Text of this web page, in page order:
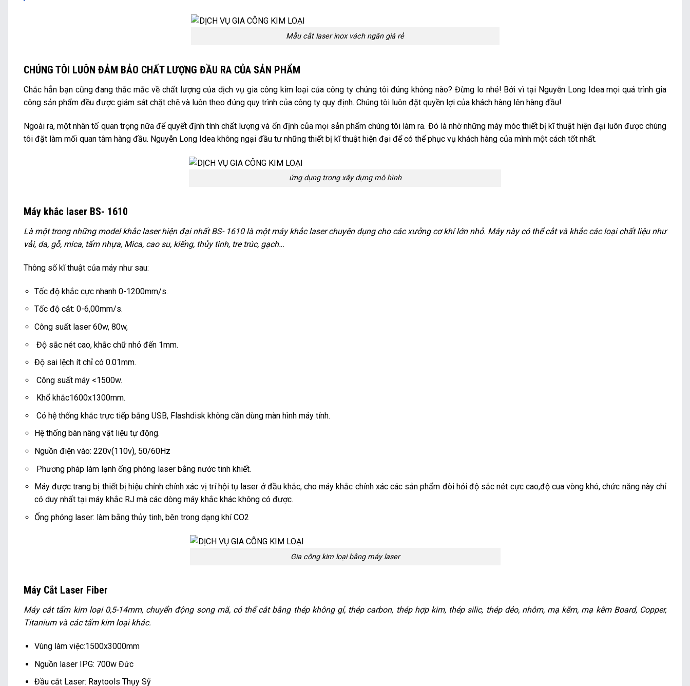
Mẫu cắt laser inox vách ngăn giá rẻ
CHÚNG TÔI LUÔN ĐẢM BẢO CHẤT LƯỢNG ĐẦU RA CỦA SẢN PHẨM
Chắc hẳn bạn cũng đang thắc mắc về chất lượng của dịch vụ gia công kim loại của công ty chúng tôi đúng không nào? Đừng lo nhé! Bởi vì tại Nguyễn Long Idea mọi quá trình gia
công sản phẩm đều được giám sát chặt chẽ và luôn theo đúng quy trình của công ty quy định. Chúng tôi luôn đặt quyền lợi của khách hàng lên hàng đầu!
Ngoài ra, một nhân tố quan trọng nữa để quyết định tính chất lượng và ổn định của mọi sản phẩm chúng tôi làm ra. Đó là nhờ những máy móc thiết bị kĩ thuật hiện đại luôn được chúng
tôi đặt làm mối quan tâm hàng đầu. Nguyễn Long Idea không ngại đầu tư những thiết bị kĩ thuật hiện đại để có thể phục vụ khách hàng của mình một cách tốt nhất.
ứng dụng trong xây dựng mô hình
Máy khắc laser BS- 1610
Là một trong những model khắc laser hiện đại nhất BS- 1610 là một máy khắc laser chuyên dụng cho các xưởng cơ khí lớn nhỏ. Máy này có thể cắt và khắc các loại chất liệu như
vải, da, gỗ, mica, tấm nhựa, Mica, cao su, kiếng, thủy tinh, tre trúc, gạch…
Thông số kĩ thuật của máy như sau:
Tốc độ khắc cực nhanh 0-1200mm/s.
Tốc độ cắt: 0-6,00mm/s.
Công suất laser 60w, 80w,
Độ sắc nét cao, khắc chữ nhỏ đến 1mm.
Độ sai lệch ít chỉ có 0.01mm.
Công suất máy <1500w.
Khổ khắc1600x1300mm.
Có hệ thống khắc trực tiếp bằng USB, Flashdisk không cần dùng màn hình máy tính.
Hệ thống bàn nâng vật liệu tự động.
Nguồn điện vào: 220v(110v), 50/60Hz
Phương pháp làm lạnh ống phóng laser bằng nước tinh khiết.
Máy được trang bị thiết bị hiệu chỉnh chính xác vị trí hội tụ laser ở đầu khắc, cho máy khắc chính xác các sản phẩm đòi hỏi độ sắc nét cực cao,độ cua vòng khó, chức năng này chỉ
có duy nhất tại máy khắc RJ mà các dòng máy khắc khác không có được.
Ống phóng laser: làm bằng thủy tinh, bên trong dạng khí CO2
Gia công kim loại bằng máy laser
Máy Cắt Laser Fiber
Máy cắt tấm kim loại 0,5-14mm, chuyển động song mã, có thể cắt bằng thép không gỉ, thép carbon, thép hợp kim, thép silic, thép dẻo, nhôm, mạ kẽm, mạ kẽm Board, Copper,
Titanium và các tấm kim loại khác.
Vùng làm việc:1500x3000mm
Nguồn laser IPG: 700w Đức
Đầu cắt Laser: Raytools Thụy Sỹ